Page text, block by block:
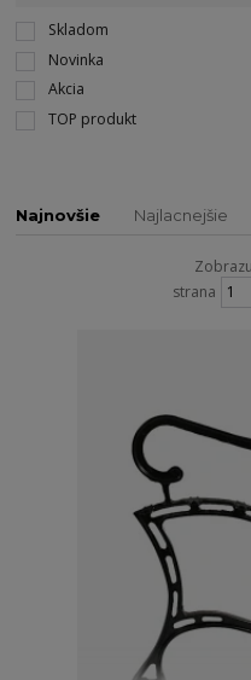
Skladom
Novinka
Akcia
TOP produkt
Najnovšie Najlacnejšie
strana